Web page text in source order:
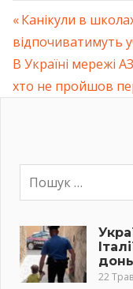
Навігація
записів
Previous
Post:
Канікули в
відпочиватимуть
Next
Post:
В Україні мережі
хто не пройшов
22